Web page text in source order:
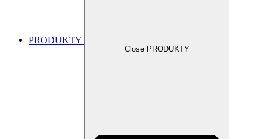
PRODUKTY
Close PRODUKTY